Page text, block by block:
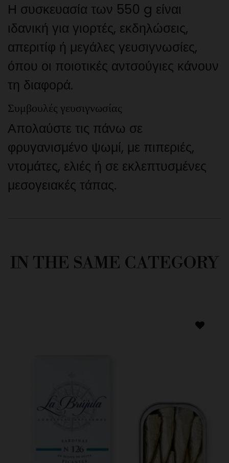
Η συσκευασία των 550 g είναι
ιδανική για γιορτές, εκδηλώσεις,
απεριτίφ ή μεγάλες γευσιγνωσίες,
όπου οι ποιοτικές αντσούγιες κάνουν
τη διαφορά.
Συμβουλές γευσιγνωσίας
Απολαύστε τις πάνω σε
φρυγανισμένο ψωμί, με πιπεριές,
ντομάτες, ελιές ή σε εκλεπτυσμένες
μεσογειακές τάπας.
IN THE SAME CATEGORY